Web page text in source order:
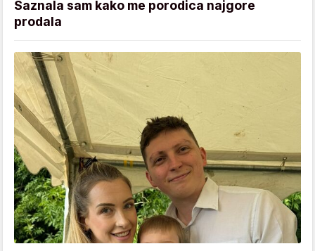
Saznala sam kako me porodica najgore
prodala